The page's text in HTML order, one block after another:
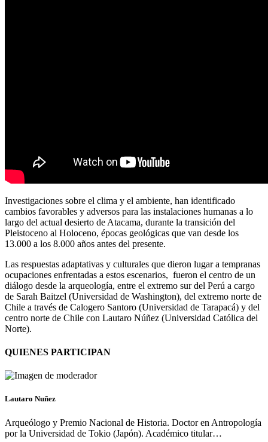
Investigaciones sobre el clima y el ambiente, han identificado
cambios favorables y adversos para las instalaciones humanas a lo
largo del actual desierto de Atacama, durante la transición del
Pleistoceno al Holoceno, épocas geológicas que van desde los
13.000 a los 8.000 años antes del presente.
Las respuestas adaptativas y culturales que dieron lugar a tempranas
ocupaciones enfrentadas a estos escenarios, fueron el centro de un
diálogo desde la arqueología, entre el extremo sur del Perú a cargo
de Sarah Baitzel (Universidad de Washington), del extremo norte de
Chile a través de Calogero Santoro (Universidad de Tarapacá) y del
centro norte de Chile con Lautaro Núñez (Universidad Católica del
Norte).
QUIENES PARTICIPAN
Lautaro Nuñez
Arqueólogo y Premio Nacional de Historia. Doctor en Antropología
por la Universidad de Tokio (Japón). Académico titular…